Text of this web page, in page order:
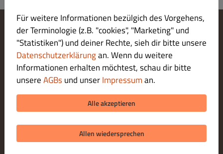
Cookie-Einstellungen ändern
Kontaktiere uns
Datenschutzerklärung
Allgemeine Geschäftsbedingungen
Impressum
ZAHLUNGSARTEN BEI ABHOLUNG
Für weitere Informationen bezülgich des Vorgehens,
der Terminologie (z.B. "cookies", "Marketing" und
"Statistiken") und deiner Rechte, sieh dir bitte unsere
Datenschutzerklärungan. Wenn du weitere
Informationen erhalten möchtest, schau dir bitte
unsereAGBsund unserImpressuman.
Alle akzeptieren
Allen wiedersprechen